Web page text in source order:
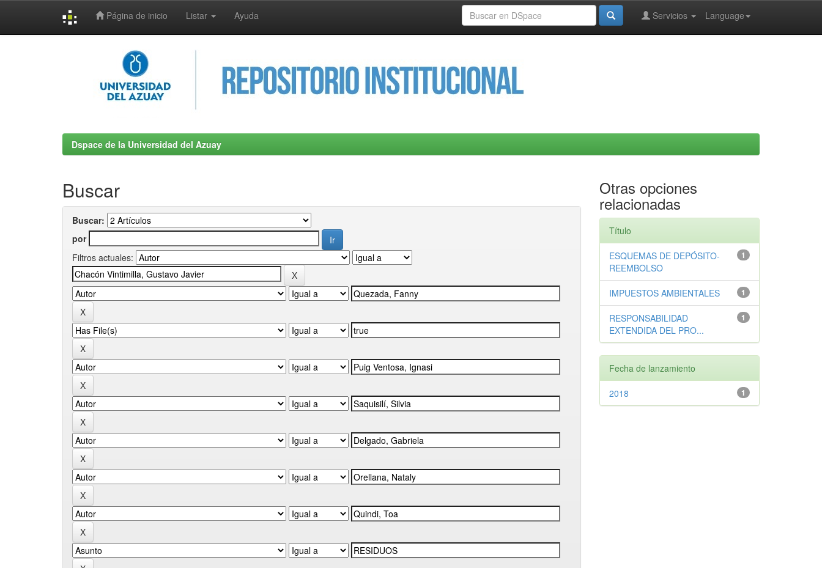
Página de inicio Listar Ayuda Language
Servicios
Dspace de la Universidad del Azuay
Buscar
Buscar:
por
Filtros actuales:
Otras opciones
relacionadas
Título
1
ESQUEMAS DE DEPÓSITO-
REEMBOLSO
1
IMPUESTOS AMBIENTALES
1
RESPONSABILIDAD
EXTENDIDA DEL PRO...
Fecha de lanzamiento
1
2018